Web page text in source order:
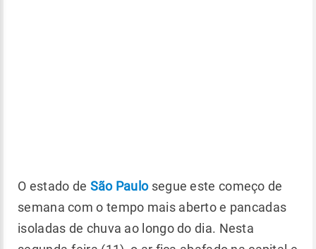
O estado de São Paulosegue este começo de
semana com o tempo mais aberto e pancadas
isoladas de chuva ao longo do dia. Nesta